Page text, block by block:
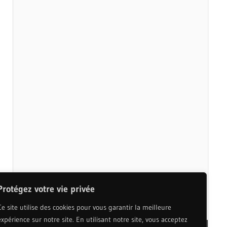
votre vie privée
site utilise des cookies pour vous garantir la meilleure
sur notre site. En utilisant notre site, vous acceptez